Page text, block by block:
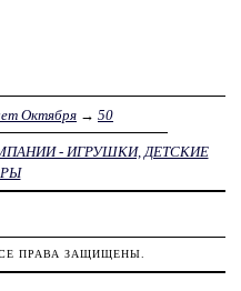
Октября → 50
- ИГРУШКИ, ДЕТСКИЕ
ПРАВА ЗАЩИЩЕНЫ.